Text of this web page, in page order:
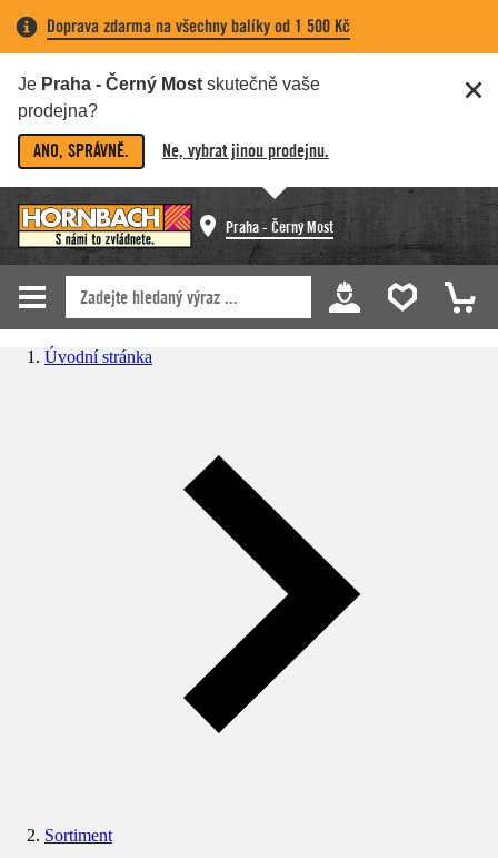
Doprava zdarma na všechny balíky od 1 500 Kč
Je Praha - Černý Most skutečně vaše
prodejna?
ANO, SPRÁVNĚ. Ne, vybrat jinou prodejnu.
Praha - Černý Most
Úvodní stránka
Sortiment